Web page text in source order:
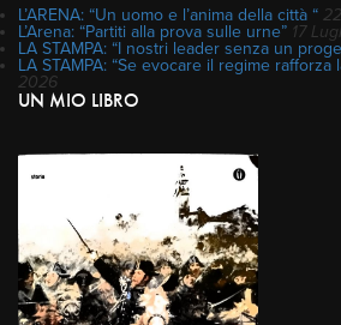
L’ARENA: “Un uomo e l’anima della città “
L’Arena: “Partiti alla prova sulle urne” 17
LA STAMPA: “I nostri leader senza un
LA STAMPA: “Se evocare il regime rafforza
2026
UN MIO LIBRO